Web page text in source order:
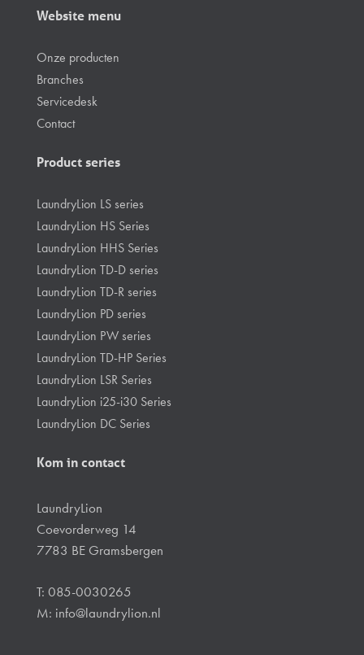
Website menu
Onze producten
Branches
Servicedesk
Contact
Product series
LaundryLion LS series
LaundryLion HS Series
LaundryLion HHS Series
LaundryLion TD-D series
LaundryLion TD-R series
LaundryLion PD series
LaundryLion PW series
LaundryLion TD-HP Series
LaundryLion LSR Series
LaundryLion i25-i30 Series
LaundryLion DC Series
Kom in contact
LaundryLion
Coevorderweg 14
7783 BE Gramsbergen
T: 085-0030265
M: info@laundrylion.nl